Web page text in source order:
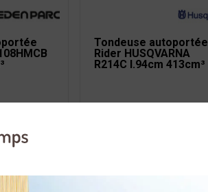
Tondeuse autoportée
Rider HUSQVARNA
R214C l.94cm 413cm³
HUSQVARNA R316TX